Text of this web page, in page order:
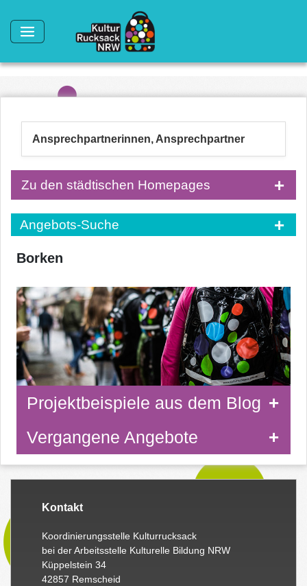
Ansprechpartnerinnen, Ansprechpartner
Zu den städtischen Homepages
Angebots-Suche
Borken
Projektbeispiele aus dem Blog
Vergangene Angebote
Kontakt
Koordinierungsstelle Kulturrucksack
bei der Arbeitsstelle Kulturelle Bildung NRW
Küppelstein 34
42857 Remscheid